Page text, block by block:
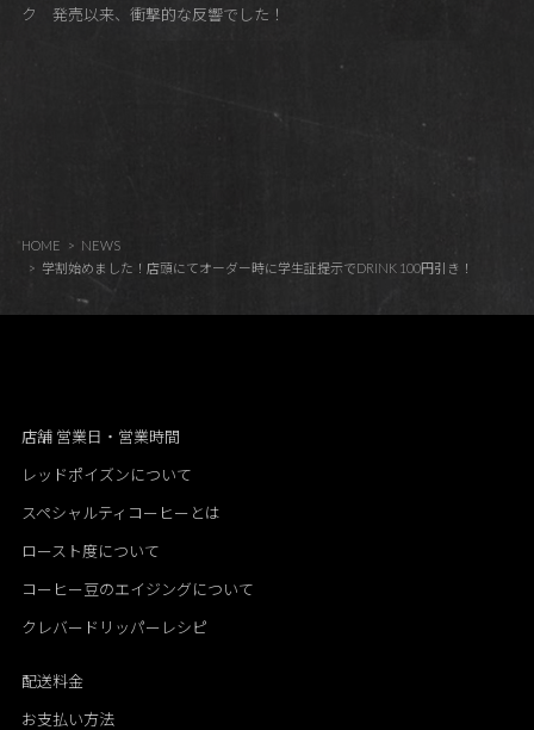
ク 発売以来、衝撃的な反響でした！
HOME
NEWS
学割始めました！店頭にてオーダー時に学生証提示でDRINK 100円引き！
店舗 営業日・営業時間
レッドポイズンについて
スペシャルティコーヒーとは
ロースト度について
コーヒー豆のエイジングについて
クレバードリッパーレシピ
配送料金
お支払い方法